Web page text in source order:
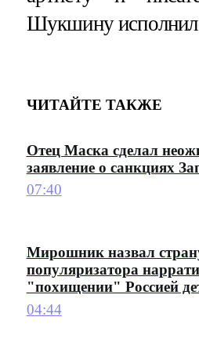
Шукшину
ЧИТАЙТЕ ТАКЖЕ
Отец Маска сделал
заявление о санкциях
07:40
Мирошник назвал
популяризатора
"похищении" Россией
04:44